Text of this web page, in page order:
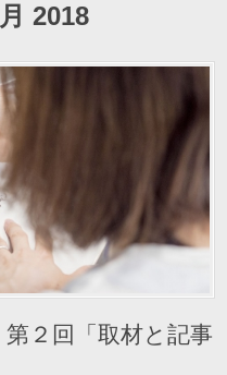
2018
２回「取材と記事